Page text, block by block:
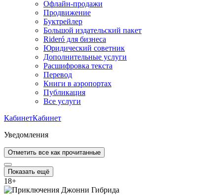
Офлайн-продажи
Продвижение
Буктрейлер
Большой издательский пакет
Rideró для бизнеса
Юридический советник
Дополнительные услуги
Расшифровка текста
Перевод
Книги в аэропортах
Публикация
Все услуги
КабинетКабинет
Уведомления
Отметить все как прочитанные
Показать ещё
18+